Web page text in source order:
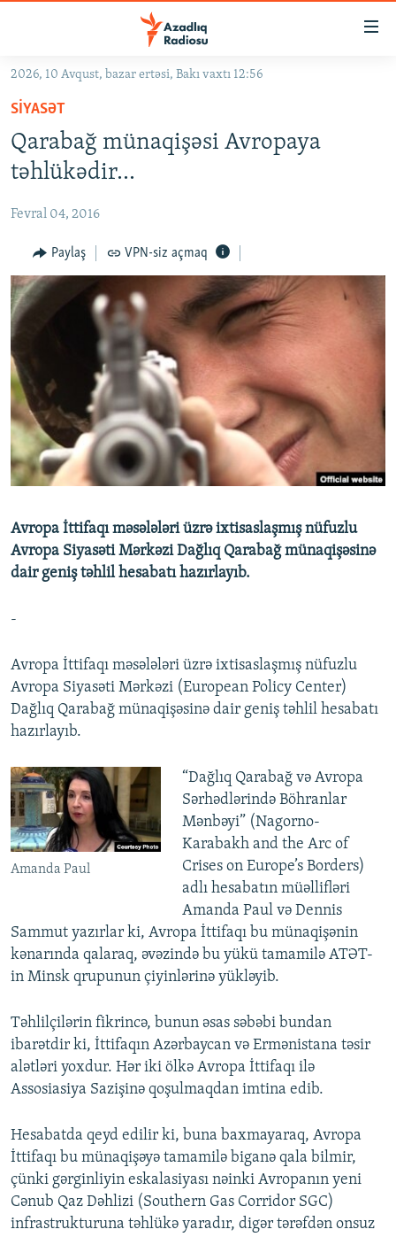
Əsas
qayıt
Əsas
naviqasiyaya
qayıt
Axtarışa
GÜNDƏM
#İZAHLA
KORRUPSIOMETR
FƏRQƏ BAX
QANUNI DOĞRU
ARAŞDIRMA
MULTIMEDIA
FOTOQALEREYA
İNFOQRAFIKA
KARIKATURA
RADIO ARXIV
OXU ZALI
AZƏRBAYCAN ƏDƏBIYYATI KITABXANASI
İSLAM VƏ DEMOKRATIYA
İZ - MƏDƏNIYYƏT PROQRAMI
HAQQIMIZDA
MISSIYAMIZ
PEŞƏ ETIKASI VƏ JURNALISTIKA STANDARTLARIMIZ
MATERIALLARIMIZDAN ISTIFADƏ
BIZIMLƏ ƏLAQƏ
XƏBƏR BÜLLETENLƏRIMIZ
BIZI IZLƏ
2026, 10 Avqust, bazar ertəsi, Bakı vaxtı 12:56
SIYASƏT
Qarabağ münaqişəsi Avropaya
təhlükədir…
Fevral 04, 2016
Paylaş VPN-siz açmaq
Avropa İttifaqı məsələləri üzrə ixtisaslaşmış nüfuzlu
Avropa Siyasəti Mərkəzi Dağlıq Qarabağ münaqişəsinə
dair geniş təhlil hesabatı hazırlayıb.
-
Avropa İttifaqı məsələləri üzrə ixtisaslaşmış nüfuzlu
Avropa Siyasəti Mərkəzi (European Policy Center)
Dağlıq Qarabağ münaqişəsinə dair geniş təhlil hesabatı
hazırlayıb.
Amanda Paul
“Dağlıq Qarabağ və Avropa
Sərhədlərində Böhranlar
Mənbəyi” (Nagorno-
Karabakh and the Arc of
Crises on Europe’s Borders)
adlı hesabatın müəllifləri
Amanda Paul və Dennis
Sammut yazırlar ki, Avropa İttifaqı bu münaqişənin
kənarında qalaraq, əvəzində bu yükü tamamilə ATƏT-
in Minsk qrupunun çiyinlərinə yükləyib.
Təhlilçilərin fikrincə, bunun əsas səbəbi bundan
ibarətdir ki, İttifaqın Azərbaycan və Ermənistana təsir
alətləri yoxdur. Hər iki ölkə Avropa İttifaqı ilə
Assosiasiya Sazişinə qoşulmaqdan imtina edib.
Hesabatda qeyd edilir ki, buna baxmayaraq, Avropa
İttifaqı bu münaqişəyə tamamilə biganə qala bilmir,
çünki gərginliyin eskalasiyası nəinki Avropanın yeni
Cənub Qaz Dəhlizi (Southern Gas Corridor SGC)
infrastrukturuna təhlükə yaradır, digər tərəfdən onsuz